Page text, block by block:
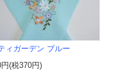
ィガーデン ブルー
(税370円)